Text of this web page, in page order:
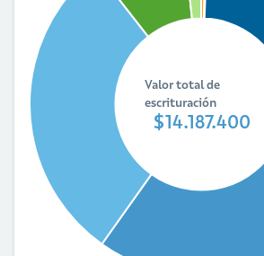
Valor total de
escrituración
$14.187.400